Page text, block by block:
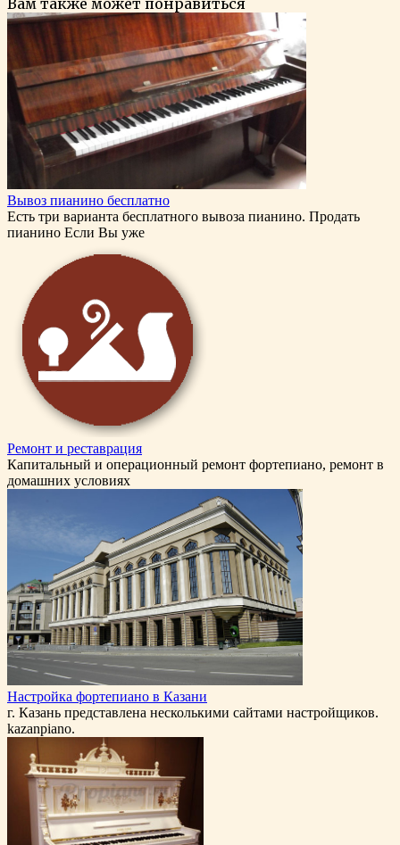
Вывоз пианино бесплатно
Есть три варианта бесплатного вывоза пианино. Продать
пианино Если Вы уже
Ремонт и реставрация
Капитальный и операционный ремонт фортепиано, ремонт в
домашних условиях
Настройка фортепиано в Казани
г. Казань представлена несколькими сайтами настройщиков.
kazanpiano.